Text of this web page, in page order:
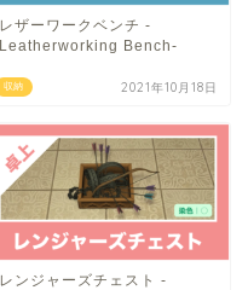
収納
レザーワークベンチ -
Leatherworking Bench-
2021年10月18日
レンジャーズチェスト -